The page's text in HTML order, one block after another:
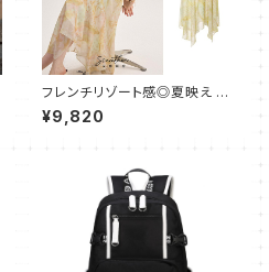
フレンチリゾート感◎夏映え キ
ャミワンピース フレア ロング
¥9,820